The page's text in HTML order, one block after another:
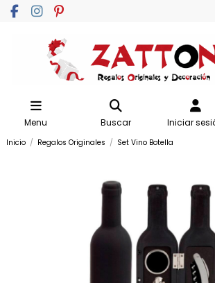
Menu Buscar Iniciar
Inicio Regalos Originales Set Vino Botella